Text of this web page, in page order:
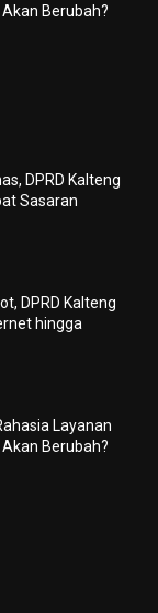
Berubah?
DPRD Kalteng
Sasaran
DPRD Kalteng
hingga
Layanan
Berubah?